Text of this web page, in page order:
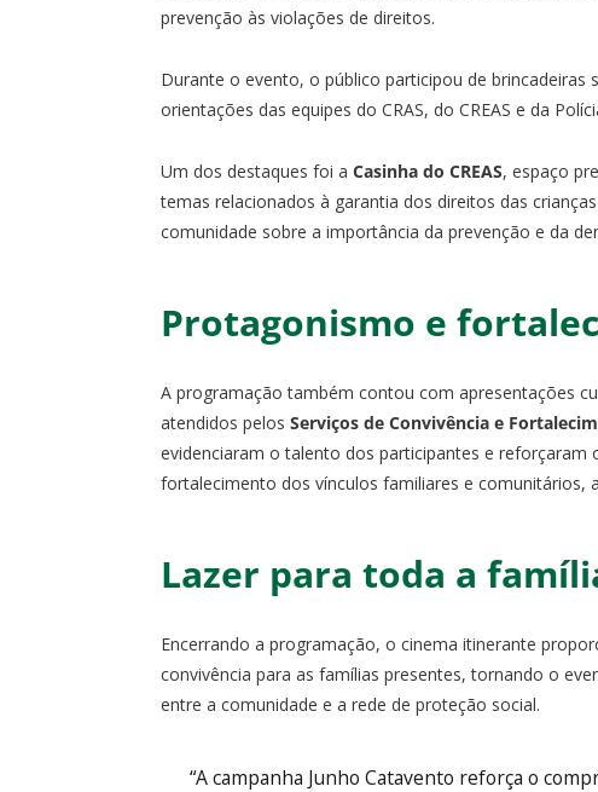
prevenção às violações de direitos.
Durante o evento, o público participou de brincadeiras
orientações das equipes do CRAS, do CREAS e da
Um dos destaques foi a Casinha do CREAS, espaço
temas relacionados à garantia dos direitos das
comunidade sobre a importância da prevenção e da
Protagonismo e
A programação também contou com apresentações
atendidos pelos Serviços de Convivência e
evidenciaram o talento dos participantes e reforçaram
fortalecimento dos vínculos familiares e comunitários,
Lazer para toda a
Encerrando a programação, o cinema itinerante
convivência para as famílias presentes, tornando o
entre a comunidade e a rede de proteção social.
“A campanha Junho Catavento reforça o